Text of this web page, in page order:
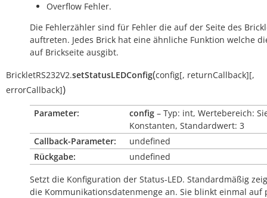
Overflow Fehler.
Die Fehlerzähler sind für Fehler die auf der Seite des
auftreten. Jedes Brick hat eine ähnliche Funktion welche
auf Brickseite ausgibt.
BrickletRS232V2.setStatusLEDConfig(config[, returnCallback][,
errorCallback])
Parameter: config – Typ: int, Wertebereich:
Konstanten, Standardwert: 3
Callback-Parameter:
undefined
Rückgabe:
undefined
Setzt die Konfiguration der Status-LED. Standardmäßig
die Kommunikationsdatenmenge an. Sie blinkt einmal auf